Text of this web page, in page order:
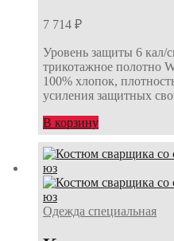
7 714 ₽
Уровень защиты 6 кал/
трикотажное полотно
100% хлопок,
усиления защитных
В корзину
Одежда специальная